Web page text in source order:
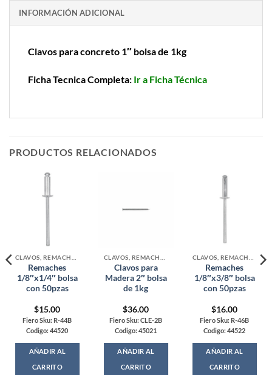
INFORMACIÓN ADICIONAL
Clavos para concreto 1″ bolsa de 1kg
Ficha Tecnica Completa: Ir a Ficha Técnica
PRODUCTOS RELACIONADOS
Remaches
1/8″x1/4″ bolsa
con 50pzas
$15.00
Fiero Sku: R-44B
Codigo: 44520
AÑADIR AL
CARRITO
Clavos para
Madera 2″ bolsa
de 1kg
$36.00
Fiero Sku: CLE-2B
Codigo: 45021
AÑADIR AL
CARRITO
Remaches
1/8″x3/8″ bolsa
con 50pzas
$16.00
Fiero Sku: R-46B
Codigo: 44522
AÑADIR AL
CARRITO